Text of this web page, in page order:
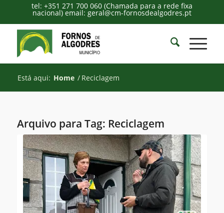
tel: +351 271 700 060 (Chamada para a rede fixa
nacional) email: geral@cm-fornosdealgodres.pt
Está aqui: Home / Reciclagem
Arquivo para Tag: Reciclagem